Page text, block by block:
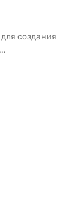
создания